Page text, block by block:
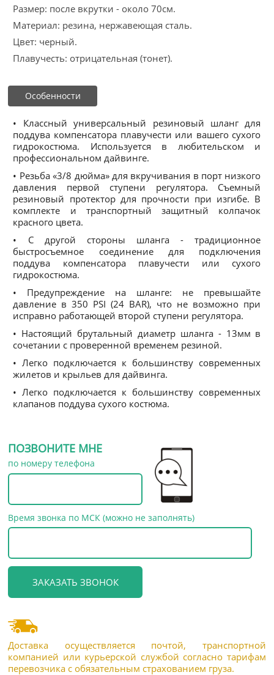
Размер: после вкрутки - около 70см.
Материал: резина, нержавеющая сталь.
Цвет: черный.
Плавучесть: отрицательная (тонет).
Особенности
• Классный универсальный резиновый шланг для
поддува компенсатора плавучести или вашего сухого
гидрокостюма. Используется в любительском и
профессиональном дайвинге.
• Резьба «3/8 дюйма» для вкручивания в порт низкого
давления первой ступени регулятора. Съемный
резиновый протектор для прочности при изгибе. В
комплекте и транспортный защитный колпачок
красного цвета.
• С другой стороны шланга - традиционное
быстросъемное соединение для подключения
поддува компенсатора плавучести или сухого
гидрокостюма.
• Предупреждение на шланге: не превышайте
давление в 350 PSI (24 BAR), что не возможно при
исправно работающей второй ступени регулятора.
• Настоящий брутальный диаметр шланга - 13мм в
сочетании с проверенной временем резиной.
• Легко подключается к большинству современных
жилетов и крыльев для дайвинга.
• Легко подключается к большинству современных
клапанов поддува сухого костюма.
ПОЗВОНИТЕ МНЕ
по номеру телефона
Время звонка по МСК (можно не заполнять)
Доставка осуществляется почтой, транспортной
компанией или курьерской службой согласно тарифам
перевозчика с обязательным страхованием груза.